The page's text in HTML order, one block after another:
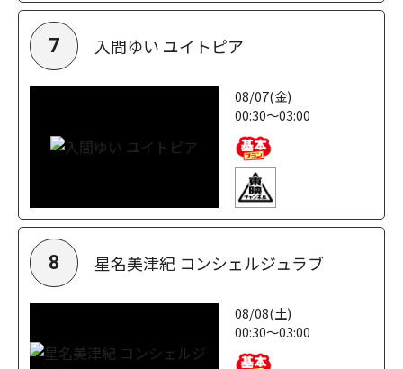
7 入間ゆい ユイトピア
08/07(金)
00:30～03:00
8 星名美津紀 コンシェルジュラブ
08/08(土)
00:30～03:00